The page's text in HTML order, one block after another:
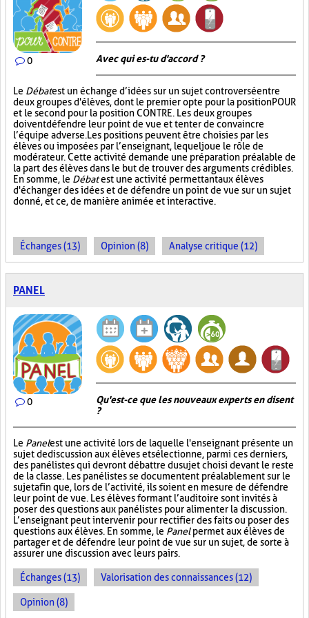
0 Avec qui es-tu d'accord ?
Le Débatest un échange d’idées sur un sujet controversé entre
deux groupes d'élèves, dont le premier opte pour la position POUR
et le second pour la position CONTRE. Les deux groupes
doivent défendre leur point de vue et tenter de convaincre
l’équipe adverse. Les positions peuvent être choisies par les
élèves ou imposées par l’enseignant, lequel joue le rôle de
modérateur. Cette activité demande une préparation préalable de
la part des élèves dans le but de trouver des arguments crédibles.
En somme, le Débatest une activité permettant aux élèves
d'échanger des idées et de défendre un point de vue sur un sujet
donné, et ce, de manière animée et interactive.
Échanges (13) Opinion (8) Analyse critique (12)
PANEL
0
Qu'est-ce que les nouveaux experts en disent
?
Le Panelest une activité lors de laquelle l'enseignant présente un
sujet de discussion aux élèves et sélectionne, parmi ces derniers,
des panélistes qui devront débattre du sujet choisi devant le reste
de la classe. Les panélistes se documentent préalablement sur le
sujet afin que, lors de l’activité, ils soient en mesure de défendre
leur point de vue. Les élèves formant l’auditoire sont invités à
poser des questions aux panélistes pour alimenter la discussion.
L’enseignant peut intervenir pour rectifier des faits ou poser des
questions aux élèves. En somme, le Panelpermet aux élèves de
partager et de défendre leur point de vue sur un sujet, de sorte à
assurer une discussion avec leurs pairs.
Échanges (13) Valorisation des connaissances (12)
Opinion (8)